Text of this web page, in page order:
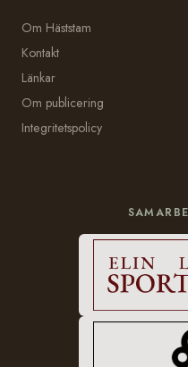
Om Häststam
Kontakt
Länkar
Om publicering
Integritetspolicy